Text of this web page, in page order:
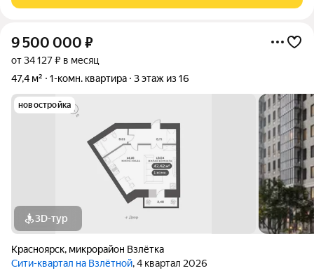
9 500 000 ₽
от 34 127 ₽ в месяц
47,4 м²
1-комн. квартира 3 этаж из 16
новостройка
3D-тур
Красноярск, микрорайон Взлётка
Сити-квартал на Взлётной, 4 квартал 2026